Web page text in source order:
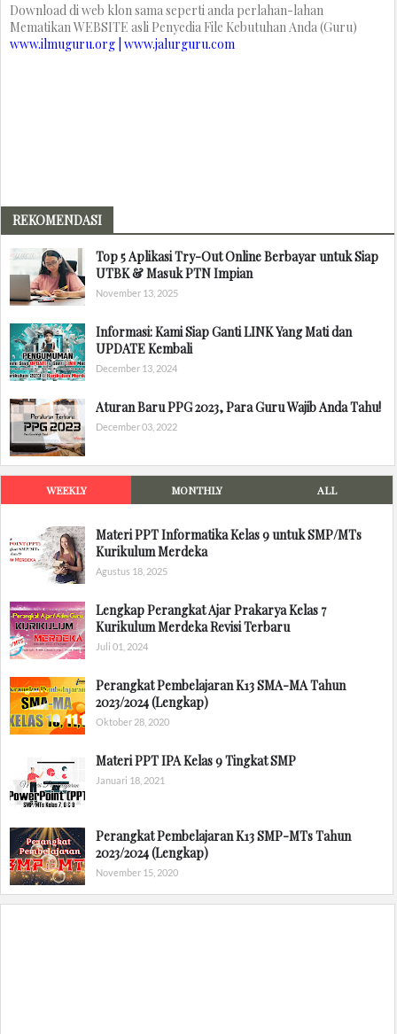
Download di web klon sama seperti anda perlahan-lahan
Mematikan WEBSITE asli Penyedia File Kebutuhan Anda (Guru)
www.ilmuguru.org | www.jalurguru.com
REKOMENDASI
Top 5 Aplikasi Try-Out Online Berbayar untuk Siap
UTBK & Masuk PTN Impian
November 13, 2025
Informasi: Kami Siap Ganti LINK Yang Mati dan
UPDATE Kembali
December 13, 2024
Aturan Baru PPG 2023, Para Guru Wajib Anda Tahu!
December 03, 2022
WEEKLY MONTHLY ALL
Materi PPT Informatika Kelas 9 untuk SMP/MTs
Kurikulum Merdeka
Agustus 18, 2025
Lengkap Perangkat Ajar Prakarya Kelas 7
Kurikulum Merdeka Revisi Terbaru
Juli 01, 2024
Perangkat Pembelajaran K13 SMA-MA Tahun
2023/2024 (Lengkap)
Oktober 28, 2020
Materi PPT IPA Kelas 9 Tingkat SMP
Januari 18, 2021
Perangkat Pembelajaran K13 SMP-MTs Tahun
2023/2024 (Lengkap)
November 15, 2020